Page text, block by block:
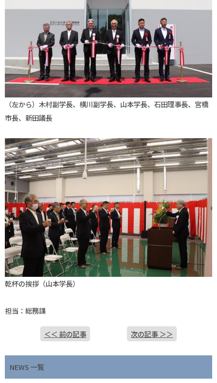
（左から）木村副学長、横川副学長、山本学長、石田理事長、宮橋
市長、新田議長
乾杯の挨拶（山本学長）
担当：総務課
＜＜ 前の記事 次の記事 ＞＞
NEWS 一覧